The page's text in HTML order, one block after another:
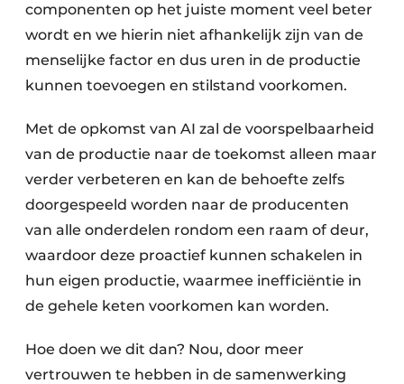
componenten op het juiste moment veel beter
wordt en we hierin niet ­afhankelijk zijn van de
menselijke factor en dus uren in de productie
kunnen toevoegen en stilstand voorkomen.
Met de opkomst van AI zal de voorspelbaarheid
van de productie naar de toekomst alleen maar
verder verbeteren en kan de behoefte zelfs
doorgespeeld worden naar de producenten
van alle onderdelen rondom een raam of deur,
waardoor deze proactief kunnen schakelen in
hun eigen productie, waarmee inefficiëntie in
de gehele keten voorkomen kan worden.
Hoe doen we dit dan? Nou, door meer
vertrouwen te hebben in de samenwerking